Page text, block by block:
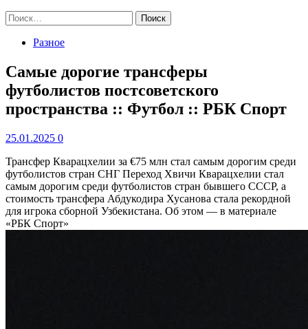
Найти:
Разное
Самые дорогие трансферы
футболистов постсоветского
пространства :: Футбол :: РБК Спорт
25.01.2025 0
Трансфер Кварацхелии за €75 млн стал самым дорогим среди
футболистов стран СНГ Переход Хвичи Кварацхелии стал
самым дорогим среди футболистов стран бывшего СССР, а
стоимость трансфера Абдукодира Хусанова стала рекордной
для игрока сборной Узбекистана. Об этом — в материале
«РБК Спорт»